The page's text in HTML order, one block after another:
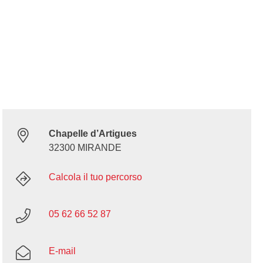
Chapelle d’Artigues
32300 MIRANDE
Calcola il tuo percorso
05 62 66 52 87
E-mail